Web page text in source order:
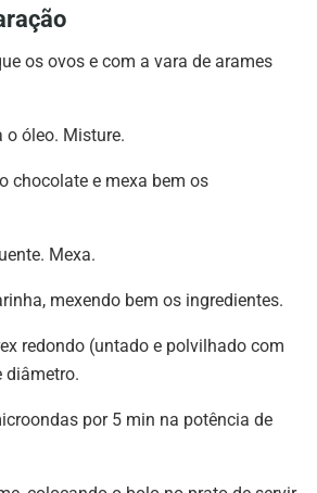
os ovos e com a vara de arames
o óleo. Misture.
chocolate e mexa bem os
Mexa.
mexendo bem os ingredientes.
redondo (untado e polvilhado com
diâmetro.
por 5 min na potência de